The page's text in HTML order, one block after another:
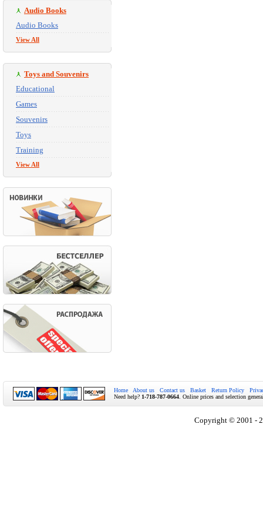
Audio Books
Audio Books
View All
Toys and Souvenirs
Educational
Games
Souvenirs
Toys
Training
View All
Home About us Contact us Basket Return Policy
Need help? 1-718-787-0664 . Online prices and selection
Copyright © 2001 -